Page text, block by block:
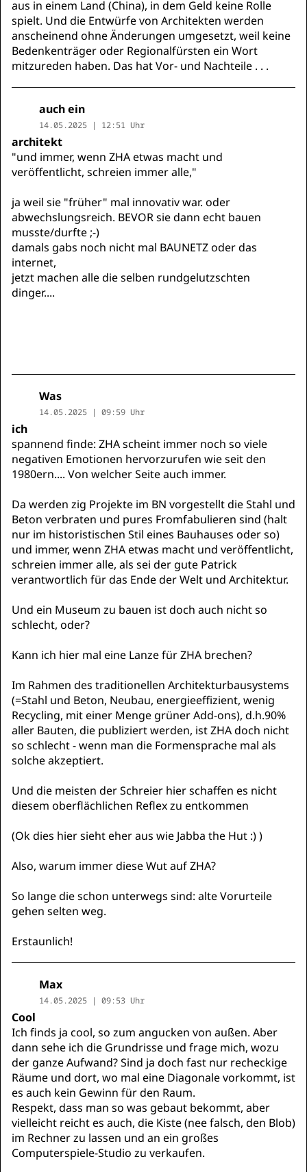
aus in einem Land (China), in dem Geld keine Rolle
spielt. Und die Entwürfe von Architekten werden
anscheinend ohne Änderungen umgesetzt, weil keine
Bedenkenträger oder Regionalfürsten ein Wort
mitzureden haben. Das hat Vor- und Nachteile . . .
auch ein
14.05.2025 | 12:51 Uhr
architekt
"und immer, wenn ZHA etwas macht und
veröffentlicht, schreien immer alle,"
ja weil sie "früher" mal innovativ war. oder
abwechslungsreich. BEVOR sie dann echt bauen
musste/durfte ;-)
damals gabs noch nicht mal BAUNETZ oder das
internet,
jetzt machen alle die selben rundgelutzschten
dinger....
Was
14.05.2025 | 09:59 Uhr
ich
spannend finde: ZHA scheint immer noch so viele
negativen Emotionen hervorzurufen wie seit den
1980ern.... Von welcher Seite auch immer.
Da werden zig Projekte im BN vorgestellt die Stahl und
Beton verbraten und pures Fromfabulieren sind (halt
nur im historistischen Stil eines Bauhauses oder so)
und immer, wenn ZHA etwas macht und veröffentlicht,
schreien immer alle, als sei der gute Patrick
verantwortlich für das Ende der Welt und Architektur.
Und ein Museum zu bauen ist doch auch nicht so
schlecht, oder?
Kann ich hier mal eine Lanze für ZHA brechen?
Im Rahmen des traditionellen Architekturbausystems
(=Stahl und Beton, Neubau, energieeffizient, wenig
Recycling, mit einer Menge grüner Add-ons), d.h.90%
aller Bauten, die publiziert werden, ist ZHA doch nicht
so schlecht - wenn man die Formensprache mal als
solche akzeptiert.
Und die meisten der Schreier hier schaffen es nicht
diesem oberflächlichen Reflex zu entkommen
(Ok dies hier sieht eher aus wie Jabba the Hut :) )
Also, warum immer diese Wut auf ZHA?
So lange die schon unterwegs sind: alte Vorurteile
gehen selten weg.
Erstaunlich!
Max
14.05.2025 | 09:53 Uhr
Cool
Ich finds ja cool, so zum angucken von außen. Aber
dann sehe ich die Grundrisse und frage mich, wozu
der ganze Aufwand? Sind ja doch fast nur recheckige
Räume und dort, wo mal eine Diagonale vorkommt, ist
es auch kein Gewinn für den Raum.
Respekt, dass man so was gebaut bekommt, aber
vielleicht reicht es auch, die Kiste (nee falsch, den Blob)
im Rechner zu lassen und an ein großes
Computerspiele-Studio zu verkaufen.